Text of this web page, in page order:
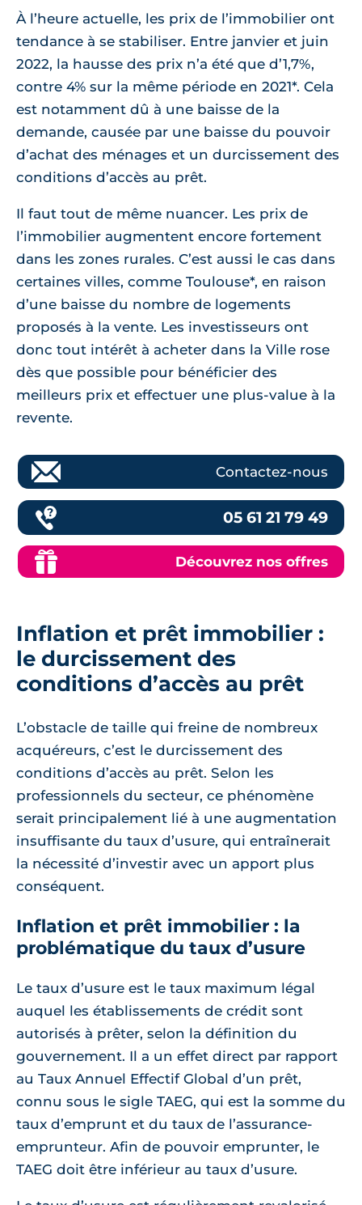
À l’heure actuelle, les prix de l’immobilier ont
tendance à se stabiliser. Entre janvier et juin
2022, la hausse des prix n’a été que d’1,7%,
contre 4% sur la même période en 2021*. Cela
est notamment dû à une baisse de la
demande, causée par une baisse du pouvoir
d’achat des ménages et un durcissement des
conditions d’accès au prêt.
Il faut tout de même nuancer. Les prix de
l’immobilier augmentent encore fortement
dans les zones rurales. C’est aussi le cas dans
certaines villes, comme Toulouse*, en raison
d’une baisse du nombre de logements
proposés à la vente. Les investisseurs ont
donc tout intérêt à acheter dans la Ville rose
dès que possible pour bénéficier des
meilleurs prix et effectuer une plus-value à la
revente.
Contactez-nous
05 61 21 79 49
Découvrez nos offres
Inflation et prêt immobilier :
le durcissement des
conditions d’accès au prêt
L’obstacle de taille qui freine de nombreux
acquéreurs, c’est le durcissement des
conditions d’accès au prêt. Selon les
professionnels du secteur, ce phénomène
serait principalement lié à une augmentation
insuffisante du taux d’usure, qui entraînerait
la nécessité d’investir avec un apport plus
conséquent.
Inflation et prêt immobilier : la
problématique du taux d’usure
Le taux d’usure est le taux maximum légal
auquel les établissements de crédit sont
autorisés à prêter, selon la définition du
gouvernement. Il a un effet direct par rapport
au Taux Annuel Effectif Global d’un prêt,
connu sous le sigle TAEG, qui est la somme du
taux d’emprunt et du taux de l’assurance-
emprunteur. Afin de pouvoir emprunter, le
TAEG doit être inférieur au taux d’usure.